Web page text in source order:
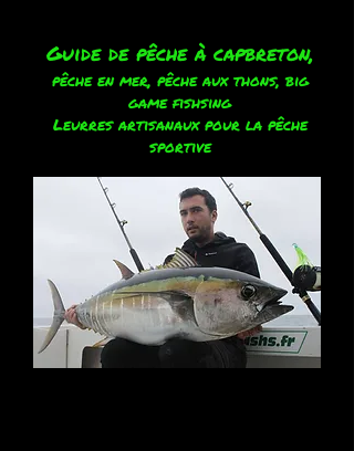
Guide de pêche à capbreton,
pêche en mer, pêche aux thons, big
game fishsing
Leurres artisanaux pour la pêche
sportive